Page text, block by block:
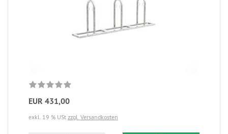
EUR 431,00
exkl. 19 % USt zzgl. Versandkosten